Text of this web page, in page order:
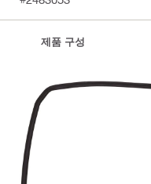
제품 구성